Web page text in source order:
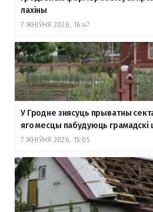
лахіны
7 ЖНІЎНЯ 2026, 16:47
У Гродне знясуць прыватны
яго месцы пабудуюць грамадскі
7 ЖНІЎНЯ 2026, 15:05